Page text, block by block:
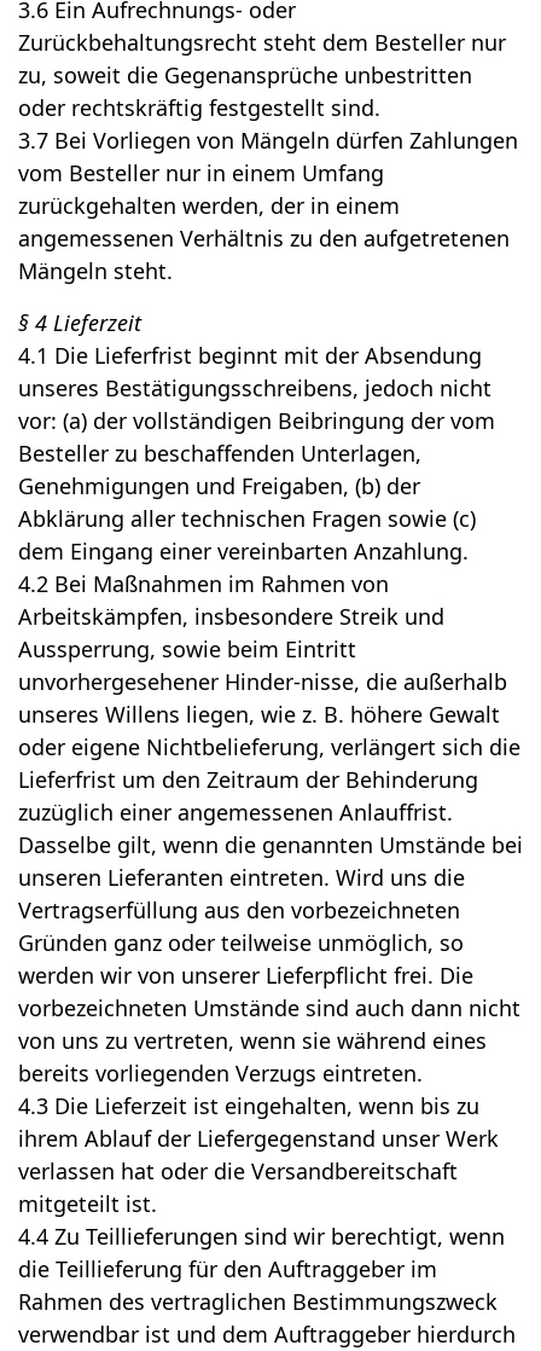
3.6 Ein Aufrechnungs- oder
Zurückbehaltungsrecht steht dem Besteller nur
zu, soweit die Gegenansprüche unbestritten
oder rechtskräftig festgestellt sind.
3.7 Bei Vorliegen von Mängeln dürfen Zahlungen
vom Besteller nur in einem Umfang
zurückgehalten werden, der in einem
angemessenen Verhältnis zu den aufgetretenen
Mängeln steht.
§ 4 Lieferzeit
4.1 Die Lieferfrist beginnt mit der Absendung
unseres Bestätigungsschreibens, jedoch nicht
vor: (a) der vollständigen Beibringung der vom
Besteller zu beschaffenden Unterlagen,
Genehmigungen und Freigaben, (b) der
Abklärung aller technischen Fragen sowie (c)
dem Eingang einer vereinbarten Anzahlung.
4.2 Bei Maßnahmen im Rahmen von
Arbeitskämpfen, insbesondere Streik und
Aussperrung, sowie beim Eintritt
unvorhergesehener Hinder-nisse, die außerhalb
unseres Willens liegen, wie z. B. höhere Gewalt
oder eigene Nichtbelieferung, verlängert sich die
Lieferfrist um den Zeitraum der Behinderung
zuzüglich einer angemessenen Anlauffrist.
Dasselbe gilt, wenn die genannten Umstände bei
unseren Lieferanten eintreten. Wird uns die
Vertragserfüllung aus den vorbezeichneten
Gründen ganz oder teilweise unmöglich, so
werden wir von unserer Lieferpflicht frei. Die
vorbezeichneten Umstände sind auch dann nicht
von uns zu vertreten, wenn sie während eines
bereits vorliegenden Verzugs eintreten.
4.3 Die Lieferzeit ist eingehalten, wenn bis zu
ihrem Ablauf der Liefergegenstand unser Werk
verlassen hat oder die Versandbereitschaft
mitgeteilt ist.
4.4 Zu Teillieferungen sind wir berechtigt, wenn
die Teillieferung für den Auftraggeber im
Rahmen des vertraglichen Bestimmungszweck
verwendbar ist und dem Auftraggeber hierdurch